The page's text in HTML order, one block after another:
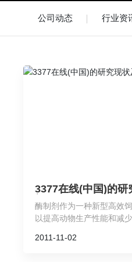
公司动态 行业资
3377在线(中国)的研
望
酶制剂作为一种新型高效
以提高动物生产性能和减
料生产成本提供了行之有
2011-11-02